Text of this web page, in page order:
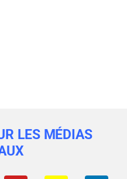
LES MÉDIAS